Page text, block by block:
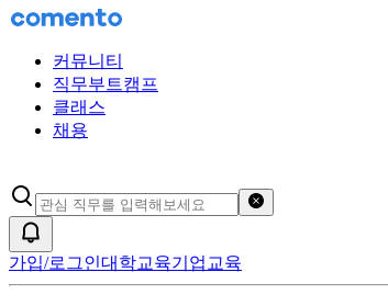
커뮤니티
직무부트캠프
클래스
채용
가입/로그인대학교육기업교육